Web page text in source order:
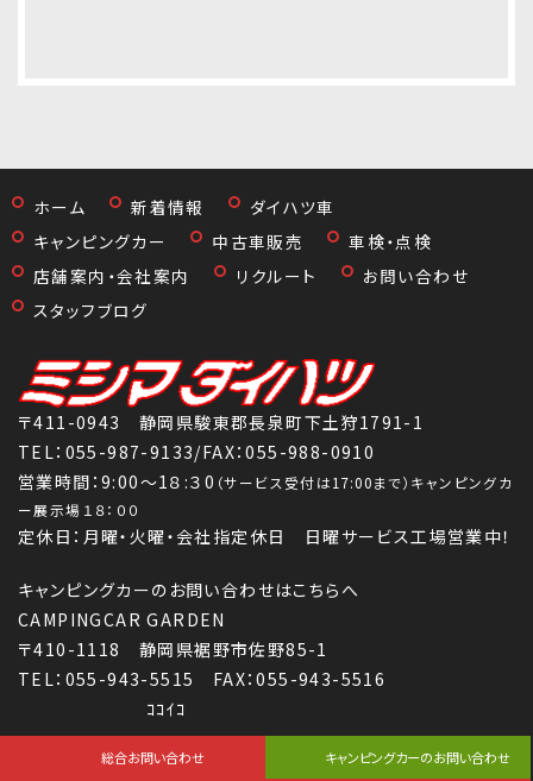
ホーム 新着情報
ダイハツ車
キャンピングカー
中古車販売
車検・点検
店舗案内・会社案内
リクルート
お問い合わせ
スタッフブログ
〒411-0943 静岡県駿東郡長泉町下土狩1791-1
TEL： 055-987-9133/FAX：055-988-0910
営業時間：9:00～1８:３0 （サービス受付は17:00まで）キャンピングカ
ー展示場１８：００
定休日：月曜・火曜・会社指定休日 日曜サービス工場営業中！
キャンピングカーのお問い合わせはこちらへ
CAMPINGCAR GARDEN
〒410-1118 静岡県裾野市佐野85-1
TEL：055-943-5515 FAX：055-943-5516
ｺｺｲｺ
総合お問い合わせ キャンピングカーのお問い合わせ
Copyright (C) 株式会社三島ダイハツ All Rights Reserved.